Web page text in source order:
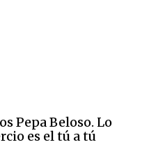
Pepa Beloso. Lo
es el tú a tú